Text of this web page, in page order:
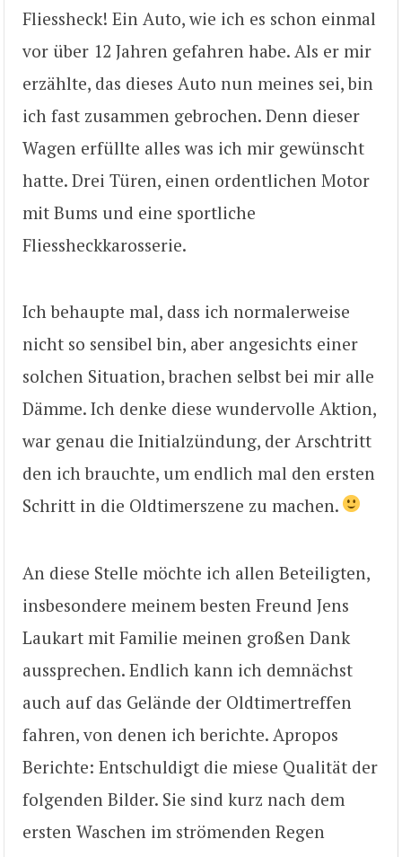
Fliessheck! Ein Auto, wie ich es schon einmal
vor über 12 Jahren gefahren habe. Als er mir
erzählte, das dieses Auto nun meines sei, bin
ich fast zusammen gebrochen. Denn dieser
Wagen erfüllte alles was ich mir gewünscht
hatte. Drei Türen, einen ordentlichen Motor
mit Bums und eine sportliche
Fliessheckkarosserie.
Ich behaupte mal, dass ich normalerweise
nicht so sensibel bin, aber angesichts einer
solchen Situation, brachen selbst bei mir alle
Dämme. Ich denke diese wundervolle Aktion,
war genau die Initialzündung, der Arschtritt
den ich brauchte, um endlich mal den ersten
Schritt in die Oldtimerszene zu machen.
An diese Stelle möchte ich allen Beteiligten,
insbesondere meinem besten Freund Jens
Laukart mit Familie meinen großen Dank
aussprechen. Endlich kann ich demnächst
auch auf das Gelände der Oldtimertreffen
fahren, von denen ich berichte. Apropos
Berichte: Entschuldigt die miese Qualität der
folgenden Bilder. Sie sind kurz nach dem
ersten Waschen im strömenden Regen